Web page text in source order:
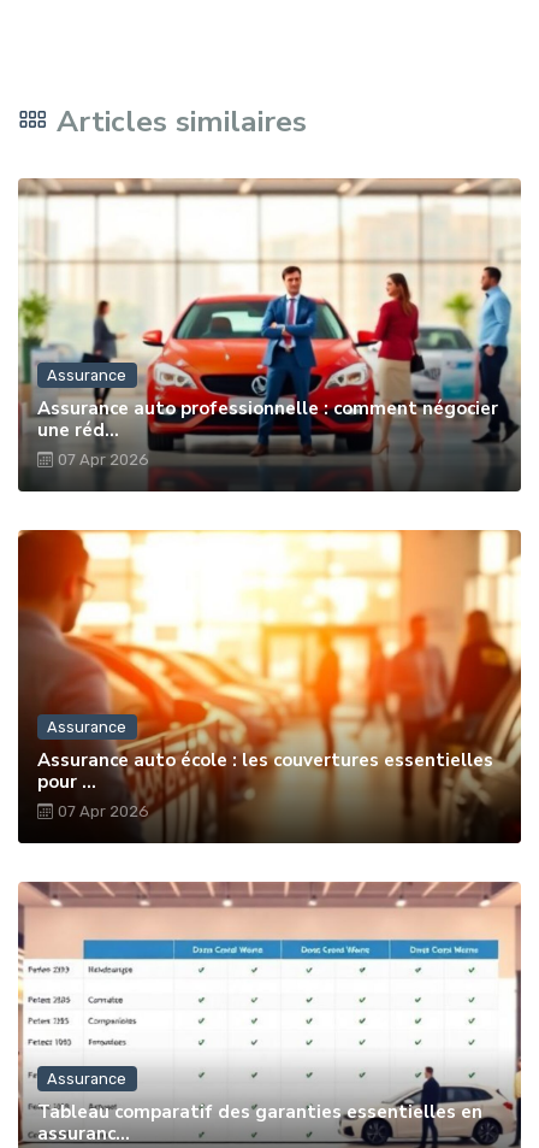
Articles similaires
Assurance
Assurance auto professionnelle : comment négocier
une réd...
07 Apr 2026
Assurance
Assurance auto école : les couvertures essentielles
pour ...
07 Apr 2026
Assurance
Tableau comparatif des garanties essentielles en
assuranc...